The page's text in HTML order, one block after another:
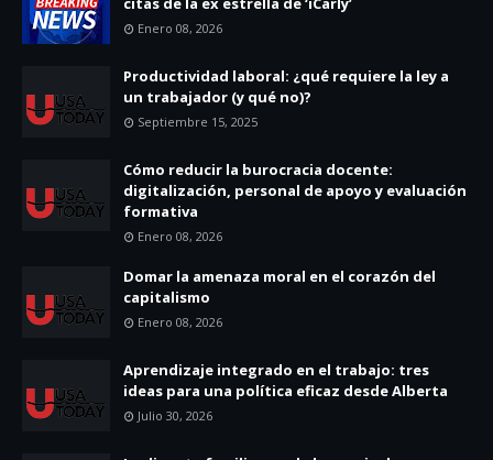
Enero 08, 2026
Productividad laboral: ¿qué requiere la ley a
un trabajador (y qué no)?
Septiembre 15, 2025
Cómo reducir la burocracia docente:
digitalización, personal de apoyo y evaluación
formativa
Enero 08, 2026
Domar la amenaza moral en el corazón del
capitalismo
Enero 08, 2026
Aprendizaje integrado en el trabajo: tres
ideas para una política eficaz desde Alberta
Julio 30, 2026